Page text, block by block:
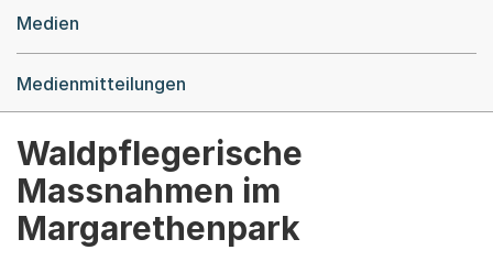
Medien
Medienmitteilungen
Waldpflegerische
Massnahmen im
Margarethenpark